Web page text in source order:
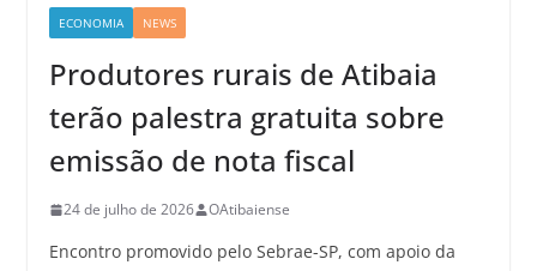
ECONOMIA NEWS
Produtores rurais de Atibaia
terão palestra gratuita sobre
emissão de nota fiscal
24 de julho de 2026 OAtibaiense
Encontro promovido pelo Sebrae-SP, com apoio da